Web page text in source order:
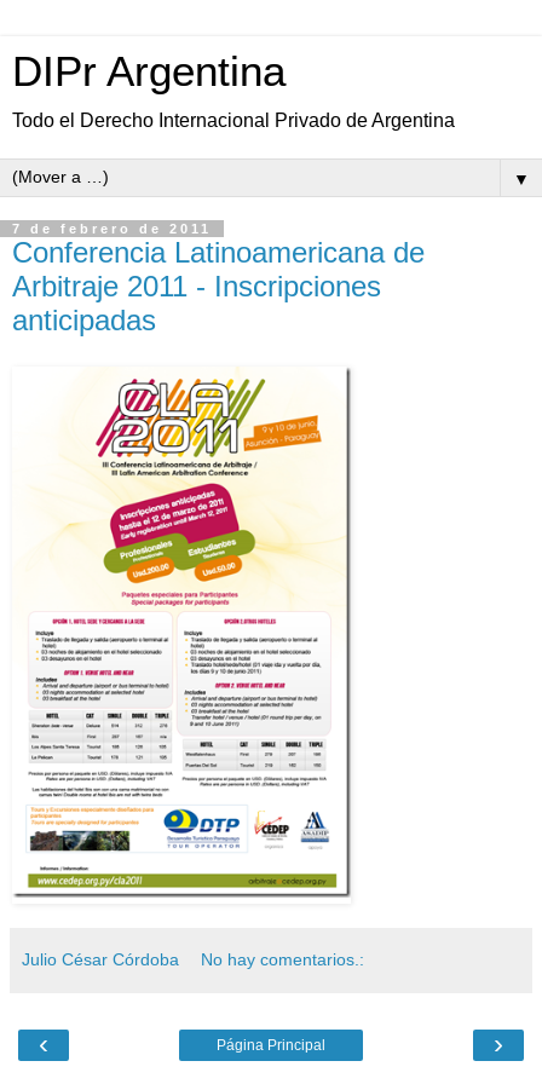
DIPr Argentina
Todo el Derecho Internacional Privado de Argentina
▼
7 de febrero de 2011
Conferencia Latinoamericana de
Arbitraje 2011 - Inscripciones
anticipadas
Julio César Córdoba No hay comentarios.:
‹ ›
Página Principal